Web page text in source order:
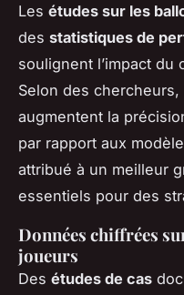
Les études sur les
des statistiques de
soulignent l’impact
Selon des
augmentent la
par rapport aux
attribué à un meilleur
essentiels pour des
Données chiffrées
joueurs
Des études de cas